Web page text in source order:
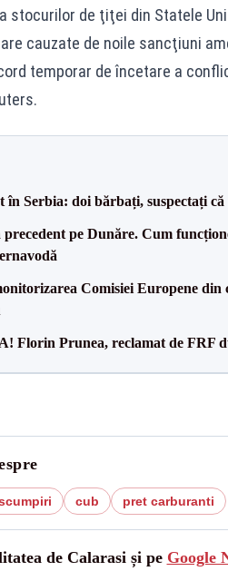
stocurilor de ţiţei din Statele
cauzate de noile sancţiuni
temporar de încetare a
în Serbia: doi bărbați, suspectați
pe Dunăre. Cum
Comisiei Europene din
Florin Prunea, reclamat de FRF
cub pret carburanti
de Calarasi și pe Google